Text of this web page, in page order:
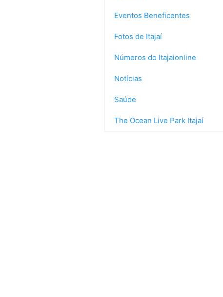
Eventos Beneficentes
Fotos de Itajaí
Números do Itajaionline
Notícias
Saúde
The Ocean Live Park Itajaí